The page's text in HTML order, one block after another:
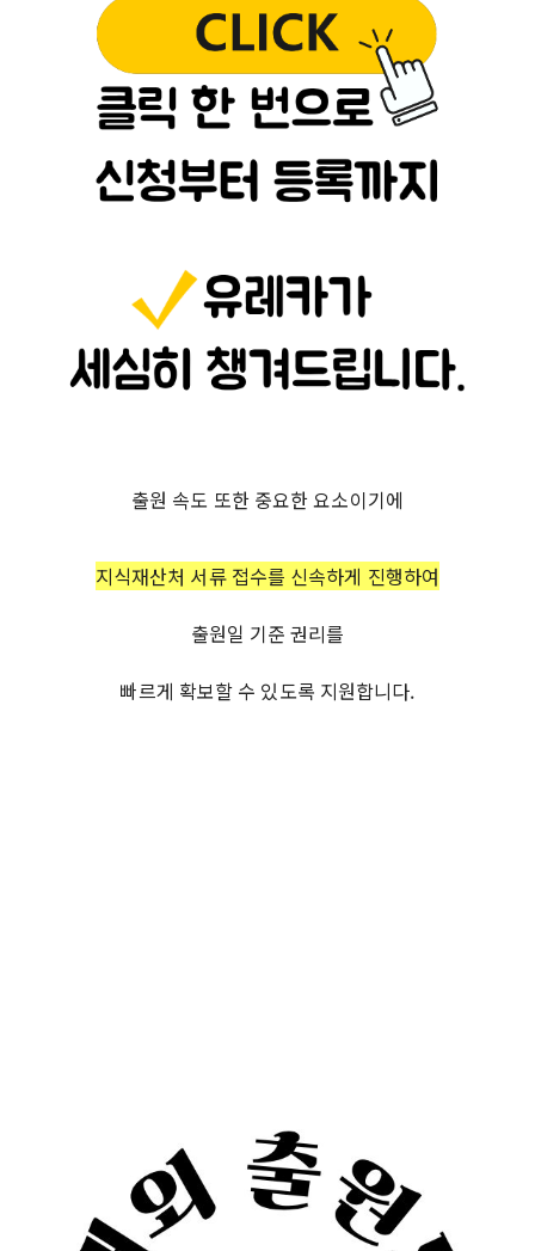
출원 속도 또한 중요한 요소이기에
지식재산처 서류 접수를 신속하게 진행하여
출원일 기준 권리를
빠르게 확보할 수 있도록 지원합니다.